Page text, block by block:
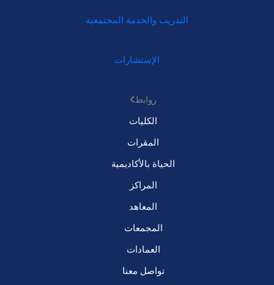
التدريب والخدمة المجتمعية
الإستشارات
روابط
الكليات
المقرات
الحياة بالأكاديمية
المراكز
المعاهد
المجمعات
العمادات
تواصل معنا